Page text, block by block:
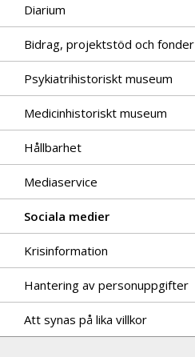
Diarium
Bidrag, projektstöd och fonder
Psykiatrihistoriskt museum
Medicinhistoriskt museum
Hållbarhet
Mediaservice
Sociala medier
Krisinformation
Hantering av personuppgifter
Att synas på lika villkor